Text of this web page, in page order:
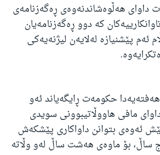
هەڵوەشاندنەوەی ڕەگەزنامەی
کە دوو ڕەگەزنامەیان
ئەم پێشنیازە لەلایەن لیژنەیەکی
حکومەت ڕایگەیاند ئەو
مافی هاووڵاتیبوونی سویدی
ئەوەی بتوانن داواکاری پێشکەش
ساڵ، بۆ ماوەی هەشت ساڵ لەو وڵاتە